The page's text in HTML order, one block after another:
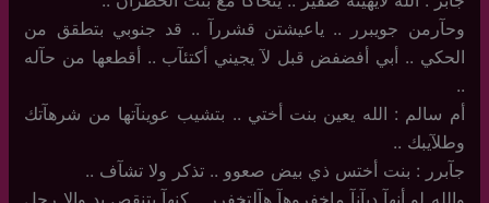
وحآرمن جويبرر .. ياعيشتن قشررآ .. قد جنوبي بتطقق من
الحكي .. أبي أفضفض قبل لآ يجيني أكتئآب .. أقطعها من حآله
..
أم سالم : الله يعين بنت أختي .. بتشيب عوينآتها من شرهآتك
وطلآيبك ..
جآبرر : بنت أختس ذي بيض صعوو .. تذكر ولا تشآف ..